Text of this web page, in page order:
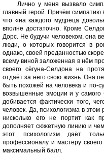
Лично у меня вызвало
главный герой. Причём
что «на каждого мудреца
вполне достаточно. Кроме
Дорс. Не будучи человеком, она
люди, о которых говорится в
однако, своей преданностью
всему виной заложенная в нём
своего сёгуна-Селдона на
отдаёт за него свою жизнь. Она
быть похожей на человека и по-
возвышенные эмоции и у самого
добивается фактически того,
человек. Да, психологизма в
нисколько его не портит как
дополняет сюжетную линию и
этот психологизм даёт
профессионалу и мастеру
максимальный балл.